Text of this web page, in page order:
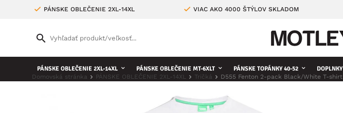
PÁNSKE OBLEČENIE 2XL-14XL VIAC AKO 4000 ŠTÝLOV SKLADOM
PÁNSKE OBLEČENIE 2XL-14XL PÁNSKE OBLEČENIE MT-6XLT PÁNSKE TOPÁNKY 40-52 DOPLNKY
Domovská stránka PÁNSKE OBLEČENIE 2XL-14XL Tričká D555 Fenton 2-pack Black/White T-shirt